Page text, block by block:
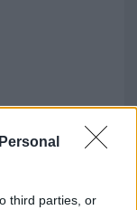
third parties, or